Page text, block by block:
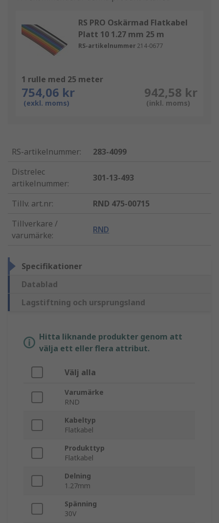
RS PRO Oskärmad Flatkabel
Platt 10 1.27 mm 25 m
RS-artikelnummer 214-0677
1 rulle med 25 meter
754,06 kr
(exkl. moms)
942,58 kr
(inkl. moms)
RS-artikelnummer:
283-4099
Distrelec
artikelnummer:
301-13-493
Tillv. art.nr:
RND 475-00715
Tillverkare /
varumärke:
RND
Specifikationer
Datablad
Lagstiftning och ursprungsland
Hitta liknande produkter genom att
välja ett eller flera attribut.
Välj alla
Varumärke
RND
Kabeltyp
Flatkabel
Produkttyp
Flatkabel
Delning
1.27mm
Spänning
30V